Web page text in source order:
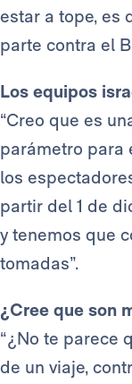
estar a tope, es
parte contra el
Los equipos
“Creo que es
parámetro para
los
partir del 1 de
y tenemos que
tomadas”.
¿Cree que son
“¿No te parece
de un viaje,